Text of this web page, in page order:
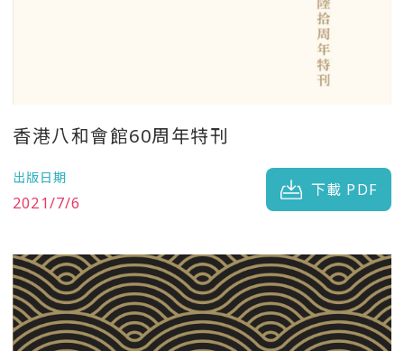
香港八和會館60周年特刊
出版日期
2021/7/6
下載 PDF